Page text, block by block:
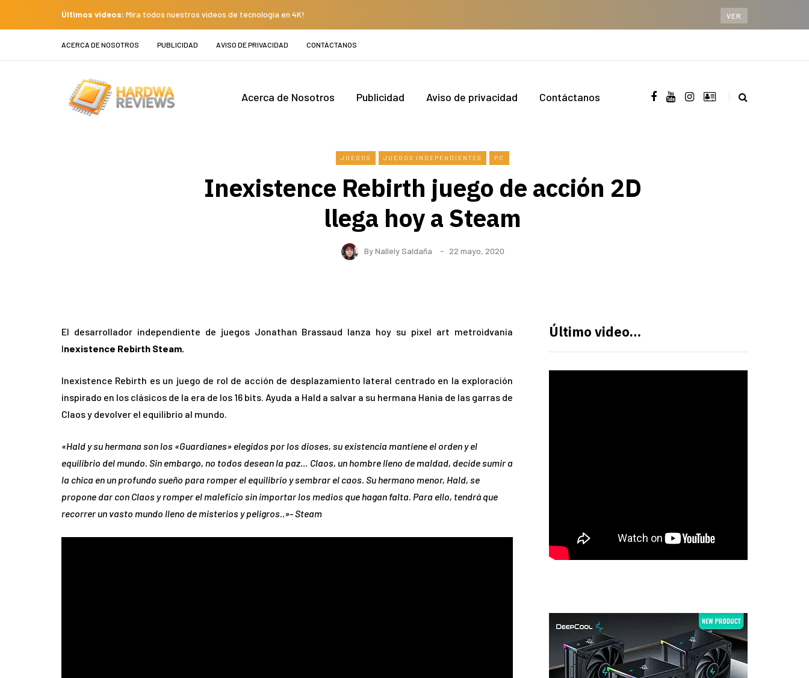
Últimos videos: Mira todos nuestros videos de tecnología en 4K! VER
ACERCA DE NOSOTROS PUBLICIDAD AVISO DE PRIVACIDAD CONTÁCTANOS
Acerca de Nosotros Publicidad Aviso de privacidad Contáctanos
JUEGOS JUEGOS INDEPENDIENTES PC
Inexistence Rebirth juego de acción 2D
llega hoy a Steam
ByNallely Saldaña 22 mayo, 2020
El desarrollador independiente de juegos Jonathan Brassaud lanza hoy su pixel art metroidvania
Inexistence Rebirth Steam.
Inexistence Rebirth es un juego de rol de acción de desplazamiento lateral centrado en la exploración
inspirado en los clásicos de la era de los 16 bits. Ayuda a Hald a salvar a su hermana Hania de las garras de
Claos y devolver el equilibrio al mundo.
«Hald y su hermana son los «Guardianes» elegidos por los dioses, su existencia mantiene el orden y el
equilibrio del mundo. Sin embargo, no todos desean la paz… Claos, un hombre lleno de maldad, decide sumir a
la chica en un profundo sueño para romper el equilibrio y sembrar el caos. Su hermano menor, Hald, se
propone dar con Claos y romper el maleficio sin importar los medios que hagan falta. Para ello, tendrá que
recorrer un vasto mundo lleno de misterios y peligros..»- Steam
Último video…